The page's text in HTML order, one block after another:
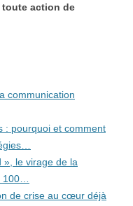
toute action de
communication
: pourquoi et comment
», le virage de la
de crise au cœur déjà